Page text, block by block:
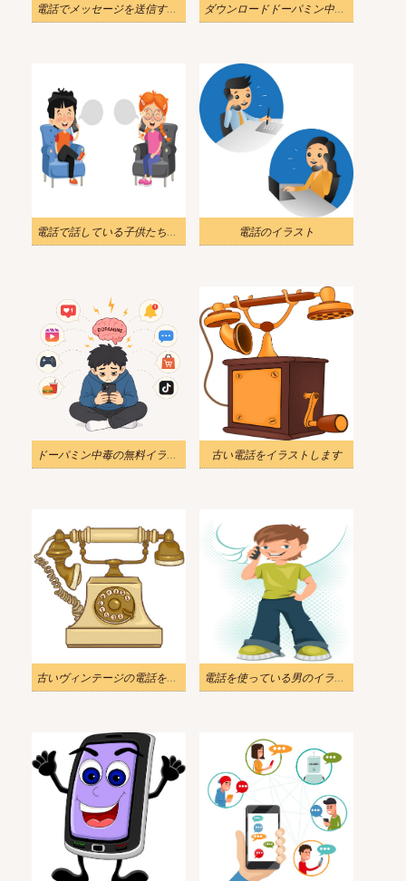
電話でメッセージを送信する男の図 ダウンロードドーパミン中毒のイラスト
電話で話している子供たちのイラスト 電話のイラスト
ドーパミン中毒の無料イラスト 古い電話をイラストします
古いヴィンテージの電話をイラストします 電話を使っている男のイラスト